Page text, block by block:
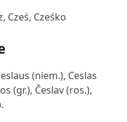
Cześ, Cześko
(niem.), Ceslas
(gr.), Česlav (ros.),